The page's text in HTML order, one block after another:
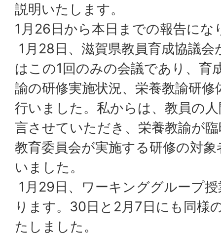
説明いたします。
1月26日から本日までの報告にな
1月28日、滋賀県教員育成協議
はこの1回のみの会議であり、育
諭の研修実施状況、栄養教諭研
行いました。私からは、教員の
言させていただき、栄養教諭が
教育委員会が実施する研修の対
いました。
1月29日、ワーキンググループ
ります。30日と2月7日にも同様
たしました。